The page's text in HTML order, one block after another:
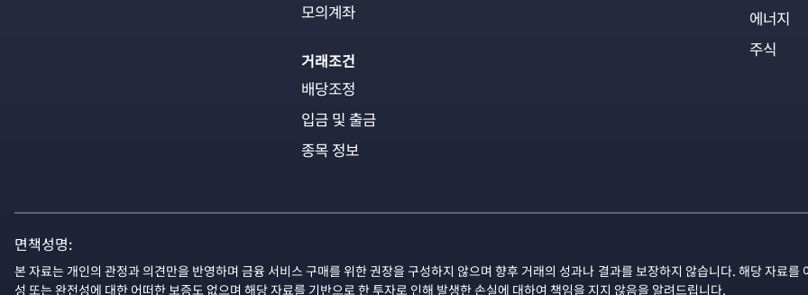
모의계좌
거래조건
배당조정
입금 및 출금
종목 정보
에너지
주식
면책성명:
본 자료는 개인의 관정과 의견만을 반영하며 금융 서비스 구매를 위한 권장을 구성하지 않으며 향후 거래의 성과나 결과를 보장하지 않습니다. 해당 자료
성 또는 완전성에 대한 어떠한 보증도 없으며 해당 자료를 기반으로 한 투자로 인해 발생한 손실에 대하여 책임을 지지 않음을 알려드립니다.